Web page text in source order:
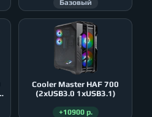
Базовый
Cooler Master HAF 700
(2xUSB3.0 1xUSB3.1)
+10900 р.